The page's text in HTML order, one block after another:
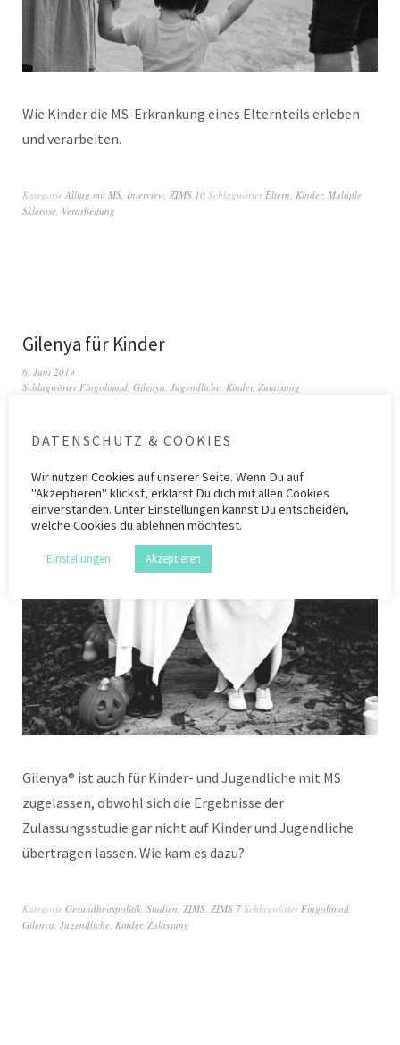
Wie Kinder die MS-Erkrankung eines Elternteils erleben
und verarbeiten.
Kategorie Alltag mit MS Interview ZIMS 10 Schlagwörter Eltern Kinder, Multiple
Sklerose Verarbeitung
Gilenya für Kinder
6. Juni 2019
Schlagwörter Fingolimod Gilenya Jugendliche Kinder, Zulassung
Gilenya® ist auch für Kinder- und Jugendliche mit MS
zugelassen, obwohl sich die Ergebnisse der
Zulassungsstudie gar nicht auf Kinder und Jugendliche
übertragen lassen. Wie kam es dazu?
Kategorie Gesundheitspolitik, Studien, ZIMS, ZIMS 7 SchlagwörterFingolimod,
Gilenya, Jugendliche, Kinder, Zulassung
DATENSCHUTZ & COOKIES
Wir nutzen Cookies auf unserer Seite. Wenn Du auf
"Akzeptieren" klickst, erklärst Du dich mit allen Cookies
einverstanden. Unter Einstellungen kannst Du entscheiden,
welche Cookies du ablehnen möchtest.
Einstellungen Akzeptieren